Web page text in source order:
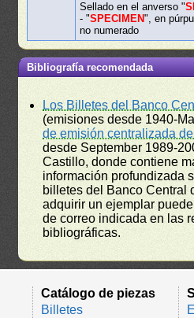
Sellado en el anverso "
- "SPECIMEN", en
no numerado
Bibliografía recomendada
Los Billetes del Banco
(emisiones desde 1940-
de emisión centralizada
desde September 1989-
Castillo, donde contiene
información profundizada
billetes del Banco Central
adquirir un ejemplar
de correo indicada en las
bibliográficas.
Catálogo de piezas
Billetes